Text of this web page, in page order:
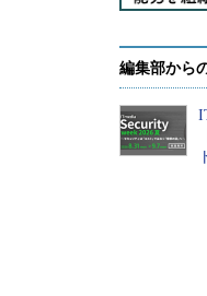
編集部から